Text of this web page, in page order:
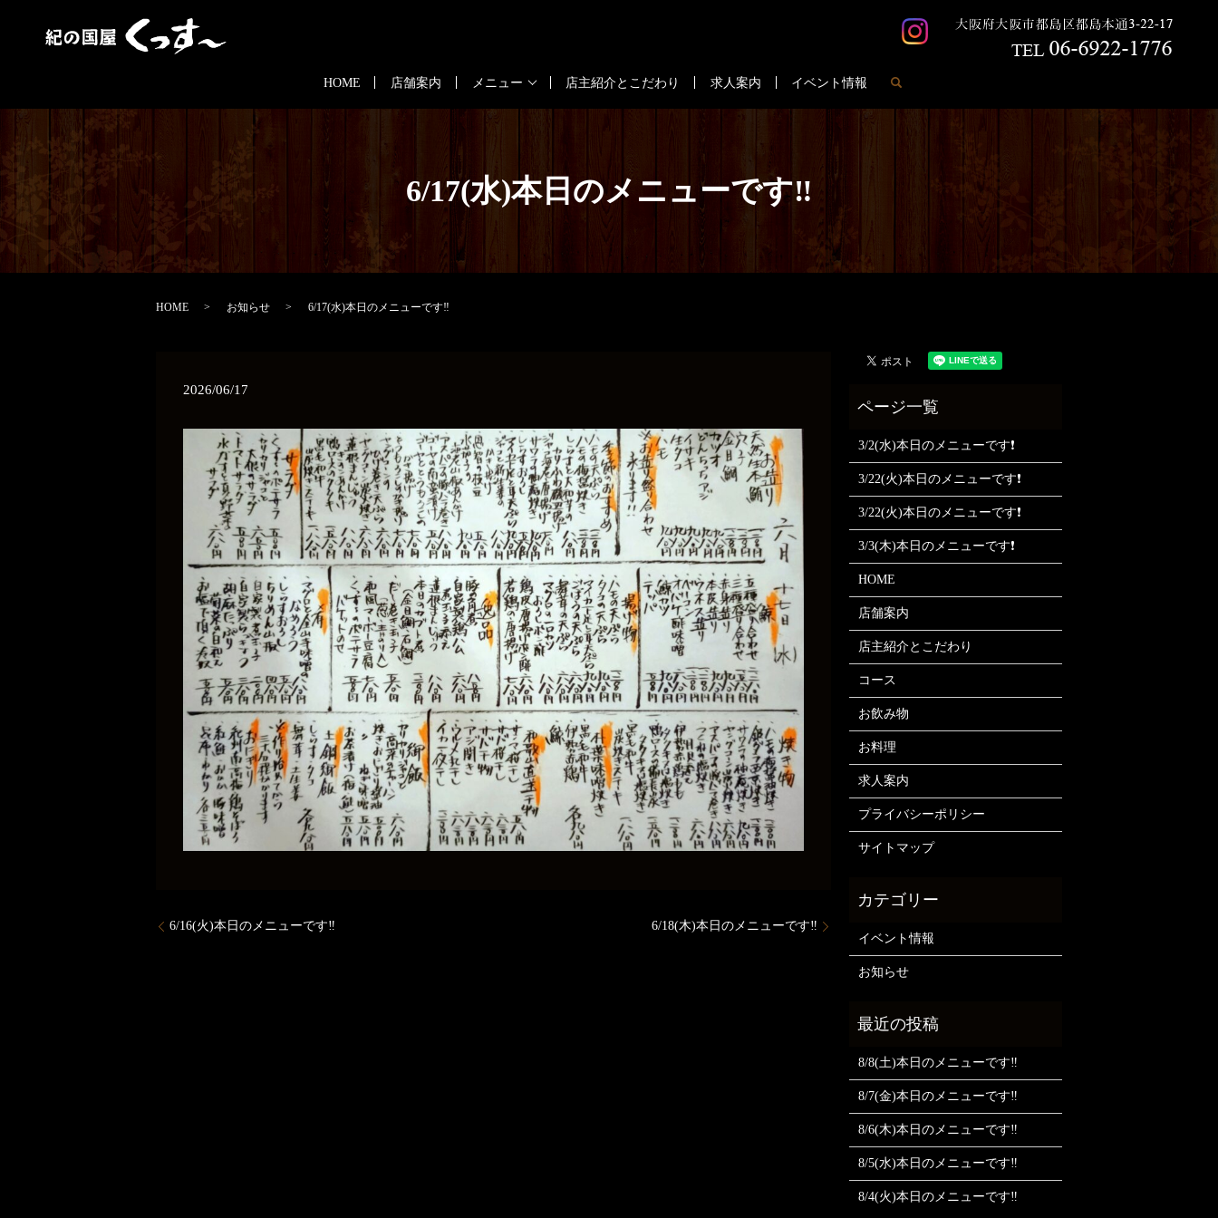
HOME 店舗案内 メニュー 店主紹介とこだわり 求人案内 イベント情報
6/17(水)本日のメニューです‼️
HOME お知らせ 6/17(水)本日のメニューです‼️
2026/06/17
6/16(火)本日のメニューです‼️ 6/18(木)本日のメニューです‼️
3/2(水)本日のメニューです❗
3/22(火)本日のメニューです❗
3/22(火)本日のメニューです❗
3/3(木)本日のメニューです❗
HOME
店舗案内
店主紹介とこだわり
コース
お飲み物
お料理
求人案内
プライバシーポリシー
サイトマップ
イベント情報
お知らせ
8/8(土)本日のメニューです‼️
8/7(金)本日のメニューです‼️
8/6(木)本日のメニューです‼️
8/5(水)本日のメニューです‼️
8/4(火)本日のメニューです‼️